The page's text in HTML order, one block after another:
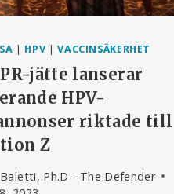
| HPV |VACCINSÄKERHET
jätte lanserar
HPV-
riktade till
Z
Ph.D - The Defender